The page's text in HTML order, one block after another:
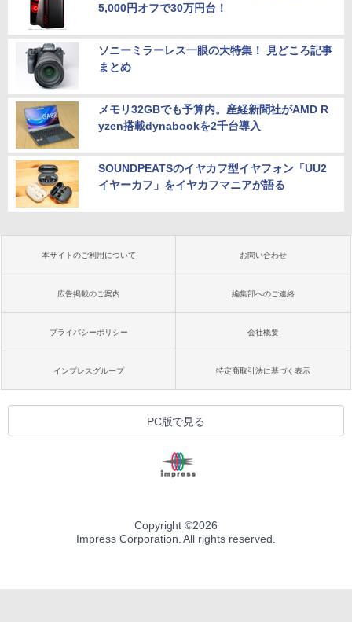
5,000円オフで30万円台！
ソニーミラーレス一眼の大特集！ 見どころ記事
まとめ
メモリ32GBでも予算内。産経新聞社がAMD R
yzen搭載dynabookを2千台導入
SOUNDPEATSのイヤカフ型イヤフォン「UU2
イヤーカフ」をイヤカフマニアが語る
本サイトのご利用について お問い合わせ
広告掲載のご案内 編集部へのご連絡
プライバシーポリシー 会社概要
インプレスグループ 特定商取引法に基づく表示
PC版で見る
Copyright ©2026
Impress Corporation. All rights reserved.